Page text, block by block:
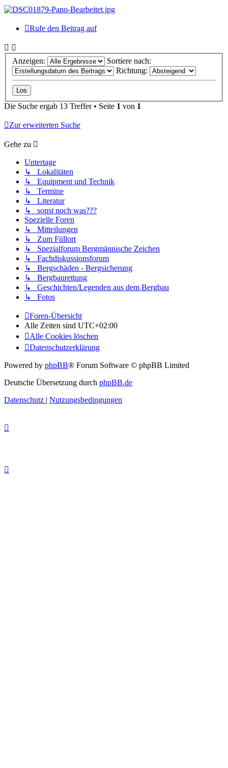
Rufe den Beitrag auf
Anzeigen:
Sortiere nach:
Richtung:
Die Suche ergab 13 Treffer • Seite 1 von 1
Zur erweiterten Suche
Gehe zu
Untertage
↳ Lokalitäten
↳ Equipment und Technik
↳ Termine
↳ Literatur
↳ sonst noch was???
Spezielle Foren
↳ Mitteilungen
↳ Zum Füllort
↳ Spezialforum Bergmännische Zeichen
↳ Fachdiskussionsforum
↳ Bergschäden - Bergsicherung
↳ Bergbaurettung
↳ Geschichten/Legenden aus dem Bergbau
↳ Fotos
Foren-Übersicht
Alle Zeiten sind UTC+02:00
Alle Cookies löschen
Datenschutzerklärung
Powered by phpBB® Forum Software © phpBB Limited
Deutsche Übersetzung durch phpBB.de
Datenschutz | Nutzungsbedingungen